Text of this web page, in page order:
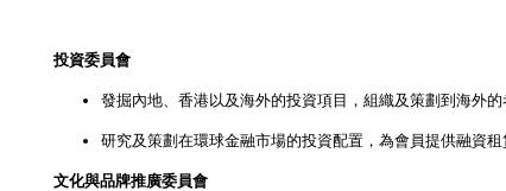
投資委員會
發掘內地、香港以及海外的投資項目，組織及策劃到海外的
研究及策劃在環球金融市場的投資配置，為會員提供融資租
文化與品牌推廣委員會